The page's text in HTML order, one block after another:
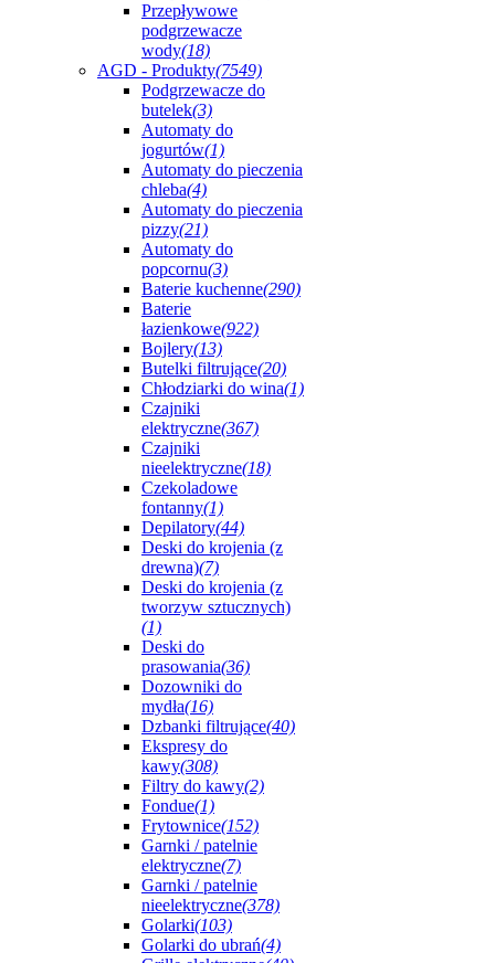
Przepływowe
podgrzewacze
wody(18)
AGD - Produkty(7549)
Podgrzewacze do
butelek(3)
Automaty do
jogurtów(1)
Automaty do pieczenia
chleba(4)
Automaty do pieczenia
pizzy(21)
Automaty do
popcornu(3)
Baterie kuchenne(290)
Baterie
łazienkowe(922)
Bojlery(13)
Butelki filtrujące(20)
Chłodziarki do wina(1)
Czajniki
elektryczne(367)
Czajniki
nieelektryczne(18)
Czekoladowe
fontanny(1)
Depilatory(44)
Deski do krojenia (z
drewna)(7)
Deski do krojenia (z
tworzyw sztucznych)
(1)
Deski do
prasowania(36)
Dozowniki do
mydła(16)
Dzbanki filtrujące(40)
Ekspresy do
kawy(308)
Filtry do kawy(2)
Fondue(1)
Frytownice(152)
Garnki / patelnie
elektryczne(7)
Garnki / patelnie
nieelektryczne(378)
Golarki(103)
Golarki do ubrań(4)